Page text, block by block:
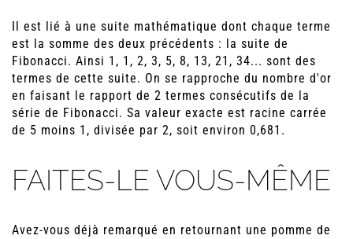
Il est lié à une suite mathématique dont chaque terme
est la somme des deux précédents : la suite de
Fibonacci. Ainsi 1, 1, 2, 3, 5, 8, 13, 21, 34... sont des
termes de cette suite. On se rapproche du nombre d'or
en faisant le rapport de 2 termes consécutifs de la
série de Fibonacci. Sa valeur exacte est racine carrée
de 5 moins 1, divisée par 2, soit environ 0,681.
FAITES-LE VOUS-MÊME
Avez-vous déjà remarqué en retournant une pomme de